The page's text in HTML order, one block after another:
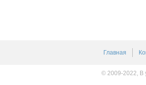
Главная
© 2009-2022, В